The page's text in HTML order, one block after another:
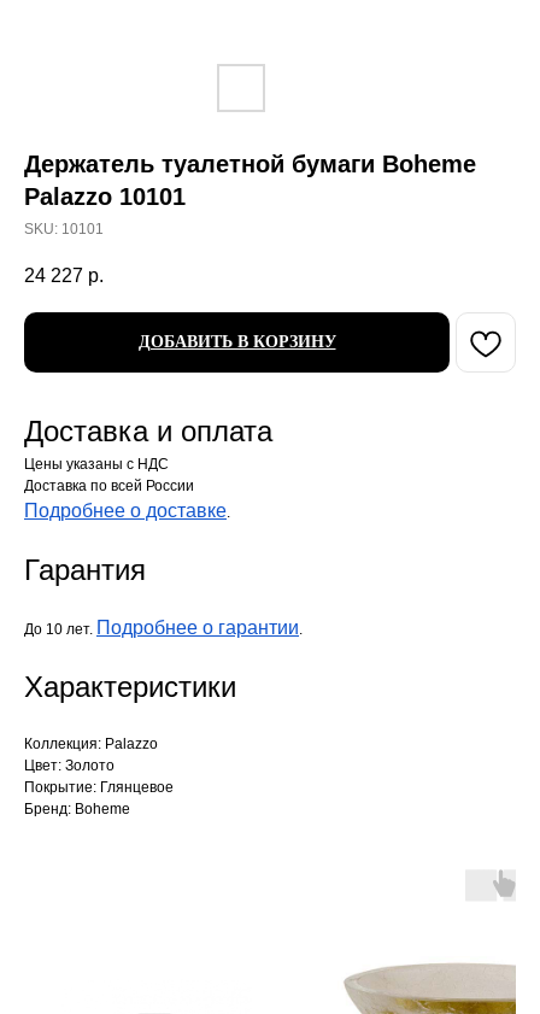
Держатель туалетной бумаги Boheme
Palazzo 10101
SKU: 10101
24 227 р.
ДОБАВИТЬ В КОРЗИНУ
Доставка и оплата
Цены указаны с НДС
Доставка по всей России
Подробнее о доставке.
Гарантия
До 10 лет. Подробнее о гарантии.
Характеристики
Коллекция: Palazzo
Цвет: Золото
Покрытие: Глянцевое
Бренд: Boheme